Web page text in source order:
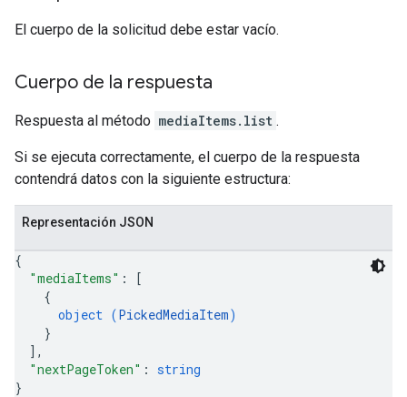
El cuerpo de la solicitud debe estar vacío.
Cuerpo de la respuesta
Respuesta al método mediaItems.list .
Si se ejecuta correctamente, el cuerpo de la respuesta
contendrá datos con la siguiente estructura:
Representación JSON
{
"mediaItems" :
[
{
object (PickedMediaItem)
}
] ,
"nextPageToken" : string
}